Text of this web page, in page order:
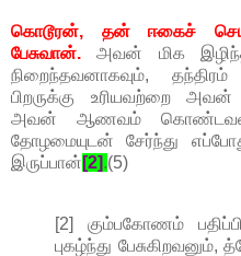
கொடூரன், தன் ஈகைச்
பேசுவான். அவன் மிக
நிறைந்தவனாகவும், தந்திரம்
பிறருக்கு உரியவற்றை
அவன் ஆணவம்
தோழமையுடன் சேர்ந்து
இருப்பான் [2].(5)
[2] கும்பகோணம்
புகழ்ந்து